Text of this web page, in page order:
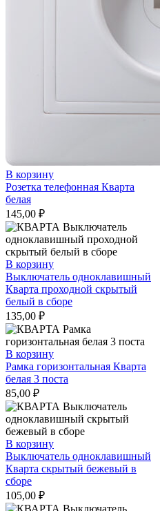
В корзину
Розетка телефонная Кварта
белая
145,00 ₽
В корзину
Выключатель одноклавишный
Кварта проходной скрытый
белый в сборе
135,00 ₽
В корзину
Рамка горизонтальная Кварта
белая 3 поста
85,00 ₽
В корзину
Выключатель одноклавишный
Кварта скрытый бежевый в
сборе
105,00 ₽